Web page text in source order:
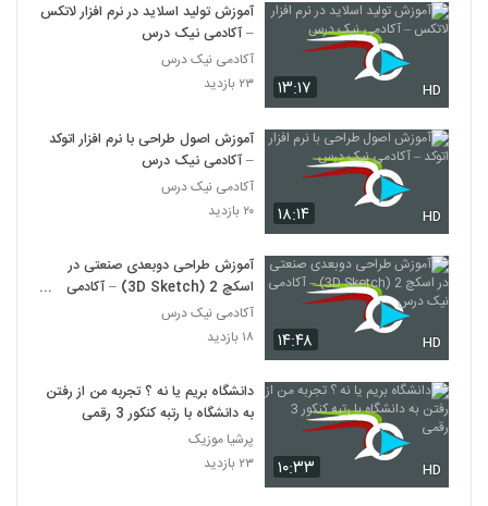
۱۳:۱۷ HD
آموزش تولید اسلاید در نرم افزار لاتکس
– آکادمی نیک درس
آکادمی نیک درس
۲۳ بازدید
۱۸:۱۴ HD
آموزش اصول طراحی با نرم افزار اتوکد
– آکادمی نیک درس
آکادمی نیک درس
۲۰ بازدید
۱۴:۴۸ HD
آموزش طراحی دوبعدی صنعتی در
اسکچ 2 (3D Sketch) – آکادمی
نیک درس
آکادمی نیک درس
۱۸ بازدید
۱۰:۳۳ HD
دانشگاه بریم یا نه ؟ تجربه من از رفتن
به دانشگاه با رتبه کنکور 3 رقمی
پرشیا موزیک
۲۳ بازدید